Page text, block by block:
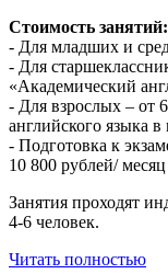
Стоимость занятий:
- Для младших и
- Для
«Академический
- Для взрослых – от
английского языка
- Подготовка к
10 800 рублей/
Занятия проходят
4-6 человек.
Читать полностью